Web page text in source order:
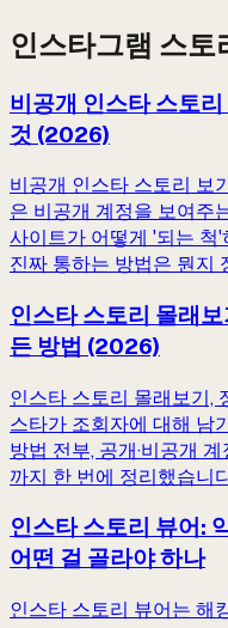
인스타그램 스토
비공개 인스타 스토
것 (2026)
비공개 인스타 스토리 보
은 비공개 계정을 보여주
사이트가 어떻게 '되는 척
진짜 통하는 방법은 뭔지
인스타 스토리 몰래
든 방법 (2026)
인스타 스토리 몰래보기,
스타가 조회자에 대해 남
방법 전부, 공개·비공개
까지 한 번에 정리했습니
인스타 스토리 뷰어:
어떤 걸 골라야 하나
인스타 스토리 뷰어는 해